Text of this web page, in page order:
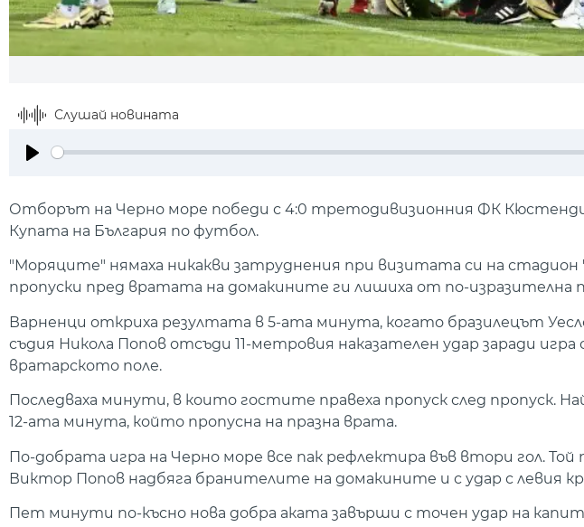
Слушай новината
Отборът на Черно море победи с 4:0 третодивизионния ФК
Купата на България по футбол.
"Моряците" нямаха никакви затруднения при визитата си на
пропуски пред вратата на домакините ги лишиха от по-изразителна
Варненци откриха резултата в 5-ата минута, когато бразилецът
съдия Никола Попов отсъди 11-метровия наказателен удар заради
вратарското поле.
Последваха минути, в които гостите правеха пропуск след пропуск.
12-ата минута, който пропусна на празна врата.
По-добрата игра на Черно море все пак рефлектира във втори гол.
Виктор Попов надбяга бранителите на домакините и с удар с левия
Пет минути по-късно нова добра аката завърши с точен удар на